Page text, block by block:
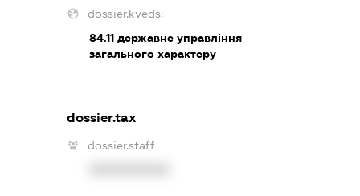
dossier.kveds:
84.11державне управління
загального характеру
dossier.tax
dossier.staff